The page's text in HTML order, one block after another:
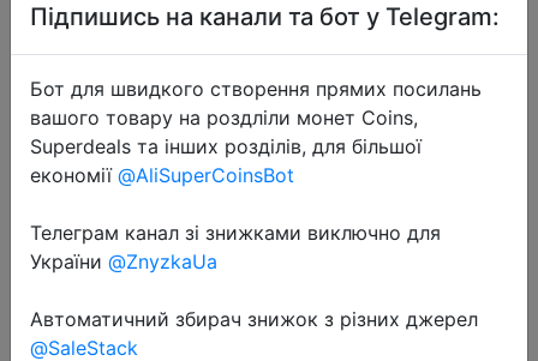
2023-10-22
KZ ZVX Earphones Dynamic HIFI
Headphones Sport Noise Cancelling
Headset
Підпишись на канали та бот у Telegram:
Бот для швидкого створення прямих посилань
вашого товару на роздліли монет Coins,
Superdeals та інших розділів, для більшої
економії @AliSuperCoinsBot
Телеграм канал зі знижками виключно для
України @ZnyzkaUa
Автоматичний збирач знижок з різних джерел
@SaleStack